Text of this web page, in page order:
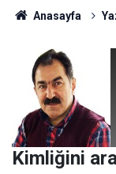
Anasayfa
Kimliğini